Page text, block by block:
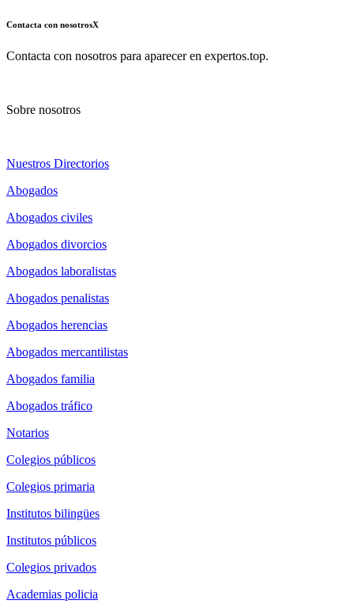
Contacta con nosotrosX
Contacta con nosotros para aparecer en expertos.top.
Sobre nosotros
Nuestros Directorios
Abogados
Abogados civiles
Abogados divorcios
Abogados laboralistas
Abogados penalistas
Abogados herencias
Abogados mercantilistas
Abogados familia
Abogados tráfico
Notarios
Colegios públicos
Colegios primaria
Institutos bilingües
Institutos públicos
Colegios privados
Academias policia